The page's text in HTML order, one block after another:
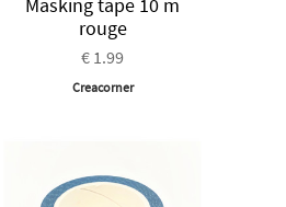
Masking tape 10 m
rouge
€ 1.99
Creacorner